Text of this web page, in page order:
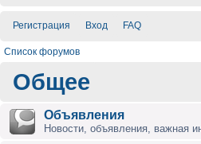
Регистрация Вход FAQ
Список форумов
Общее
Объявления
Новости, объявления, важная